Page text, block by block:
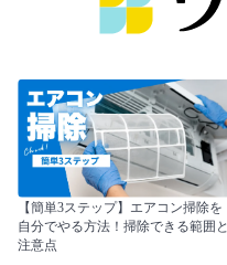
【簡単3ステップ】エアコン掃除を
自分でやる方法！掃除できる範囲と
注意点